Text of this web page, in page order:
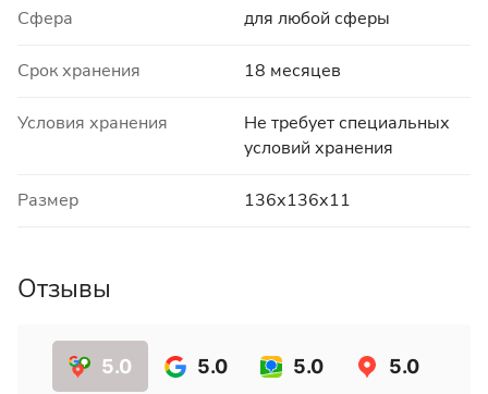
Сфера для любой сферы
Срок хранения 18 месяцев
Условия хранения
Не требует специальных
условий хранения
Размер 136х136х11
Отзывы
5.0 5.0 5.0 5.0